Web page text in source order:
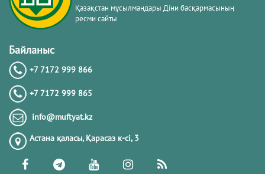
02.06.2023
29.05.2023
Жақсы және жаман бидғат
22.05.2023 9715
Қазақстан мұсылмандары Діни басқармасының
ресми сайты
Байланыс
+7 7172 999 866
+7 7172 999 865
info@muftyat.kz
Астана қаласы, Қарасаз к-сi, 3